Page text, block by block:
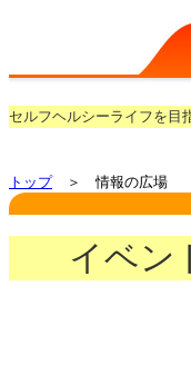
セルフヘルシーライフを目
トップ＞ 情報の広場
イベン